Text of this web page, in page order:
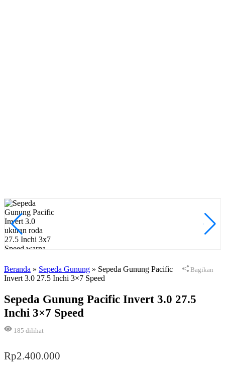
Beranda » Sepeda Gunung » Sepeda Gunung Pacific
Invert 3.0 27.5 Inchi 3×7 Speed
Sepeda Gunung Pacific Invert 3.0 27.5
Inchi 3×7 Speed
185 dilihat
Rp2.400.000
Bagikan